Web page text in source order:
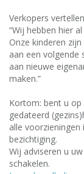
Verkopers
“Wij hebben hier
Onze kinderen
aan een volgende
aan nieuwe
maken.”
Kortom: bent u
gedateerd
alle
bezichtiging.
Wij adviseren u
schakelen.